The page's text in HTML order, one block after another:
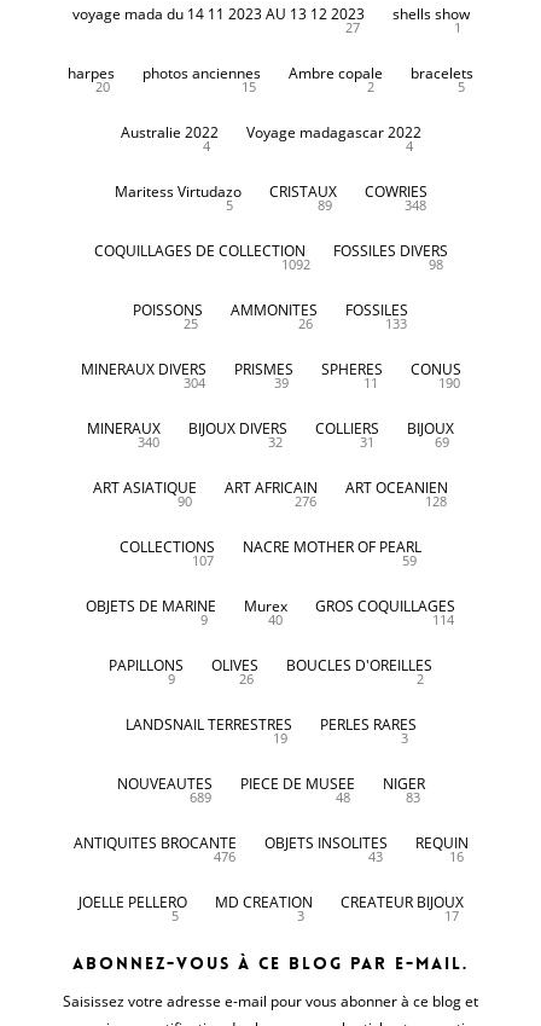
voyage mada du 14 11 2023 AU 13 12 2023
27
shells show
1
harpes
20
photos anciennes
15
Ambre copale
2
bracelets
5
Australie 2022
4
Voyage madagascar 2022
4
Maritess Virtudazo
5
CRISTAUX
89
COWRIES
348
COQUILLAGES DE COLLECTION
1092
FOSSILES DIVERS
98
POISSONS
25
AMMONITES
26
FOSSILES
133
MINERAUX DIVERS
304
PRISMES
39
SPHERES
11
CONUS
190
MINERAUX
340
BIJOUX DIVERS
32
COLLIERS
31
BIJOUX
69
ART ASIATIQUE
90
ART AFRICAIN
276
ART OCEANIEN
128
COLLECTIONS
107
NACRE MOTHER OF PEARL
59
OBJETS DE MARINE
9
Murex
40
GROS COQUILLAGES
114
PAPILLONS
9
OLIVES
26
BOUCLES D'OREILLES
2
LANDSNAIL TERRESTRES
19
PERLES RARES
3
NOUVEAUTES
689
PIECE DE MUSEE
48
NIGER
83
ANTIQUITES BROCANTE
476
OBJETS INSOLITES
43
REQUIN
16
JOELLE PELLERO
5
MD CREATION
3
CREATEUR BIJOUX
17
Abonnez-vous à ce blog par e-mail.
Saisissez votre adresse e-mail pour vous abonner à ce blog et